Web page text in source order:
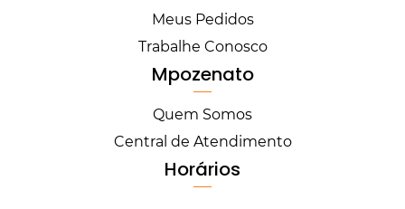
Meus Pedidos
Trabalhe Conosco
Mpozenato
Quem Somos
Central de Atendimento
Horários